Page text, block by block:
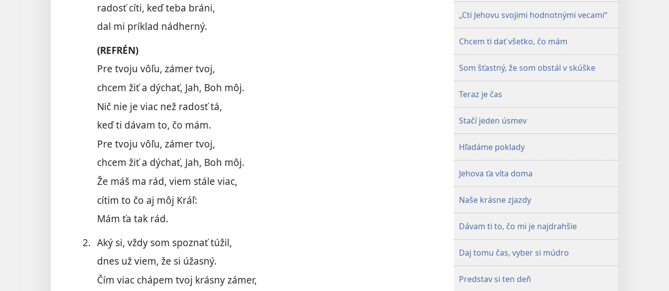
radosť cíti, keď teba bráni,
dal mi príklad nádherný.
(REFRÉN)
Pre tvoju vôľu, zámer tvoj,
chcem žiť a dýchať, Jah, Boh môj.
Nič nie je viac než radosť tá,
keď ti dávam to, čo mám.
Pre tvoju vôľu, zámer tvoj,
chcem žiť a dýchať, Jah, Boh môj.
Že máš ma rád, viem stále viac,
cítim to čo aj môj Kráľ:
Mám ťa tak rád.
2. Aký si, vždy som spoznať túžil,
dnes už viem, že si úžasný.
Čím viac chápem tvoj krásny zámer,
„Cti Jehovu svojimi hodnotnými vecami“
Chcem ti dať všetko, čo mám
Som šťastný, že som obstál v skúške
Teraz je čas
Stačí jeden úsmev
Hľadáme poklady
Jehova ťa víta doma
Naše krásne zjazdy
Dávam ti to, čo mi je najdrahšie
Daj tomu čas, vyber si múdro
Predstav si ten deň